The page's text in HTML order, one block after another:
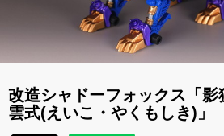
改造シャドーフォックス「影
雲式(えいこ・やくもしき)」